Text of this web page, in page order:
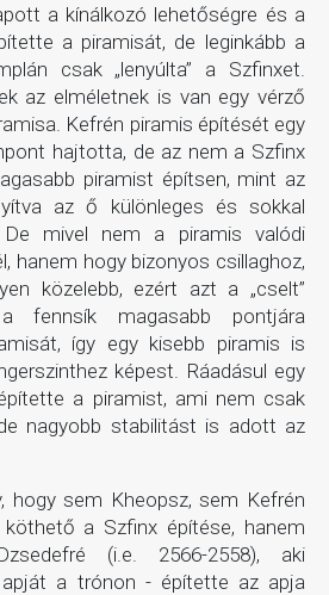
a kínálkozó lehetőségre és a
a piramisát, de leginkább a
csak „lenyúlta” a Szfinxet.
az elméletnek is van egy vérző
Kefrén piramis építését egy
hajtotta, de az nem a Szfinx
piramist építsen, mint az
az ő különleges és sokkal
De mivel nem a piramis valódi
hanem hogy bizonyos csillaghoz,
közelebb, ezért azt a „cselt”
fennsík magasabb pontjára
így egy kisebb piramis is
képest. Ráadásul egy
építette a piramist, ami nem csak
nagyobb stabilitást is adott az
hogy sem Kheopsz, sem Kefrén
a Szfinx építése, hanem
(i.e. 2566-2558), aki
apját a trónon - építette az apja